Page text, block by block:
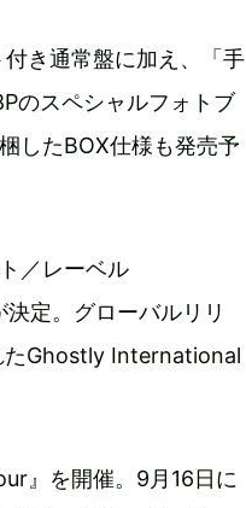
き通常盤に加え、「手
のスペシャルフォトブ
したBOX仕様も発売予
／レーベル
定。グローバルリリ
たGhostly International
』を開催。9月16日に